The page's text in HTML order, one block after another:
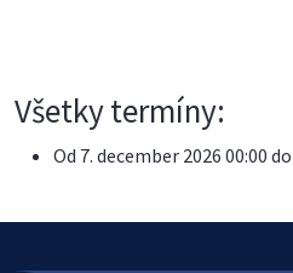
Všetky termíny:
Od 7. december 2026 00:00 do